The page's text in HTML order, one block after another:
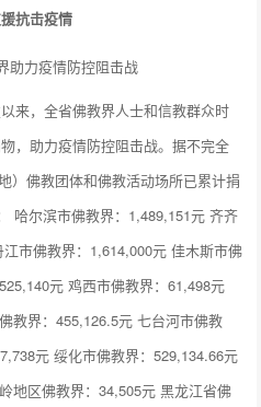
抗击疫情
来，全省佛教界人士和信教群众时
，助力疫情防控阻击战。据不完全
）佛教团体和佛教活动场所已累计捐
哈尔滨市佛教界：1,489,151元 齐齐
市佛教界：1,614,000元 佳木斯市佛
元 鸡西市佛教界：61,498元
教界：455,126.5元 七台河市佛教
元 绥化市佛教界：529,134.66元
地区佛教界：34,505元 黑龙江省佛